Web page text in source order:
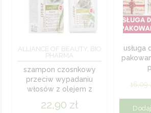
ALLIANCE OF BEAUTY, BIO
PHARMA
szampon czosnkowy
przeciw wypadaniu
włosów z olejem z
szyszkami chmielu pb
22,90 zł
usługa
16,09